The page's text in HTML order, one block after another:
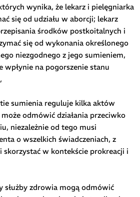
wynika, że lekarz i pielęgniarka
się od udziału w aborcji; lekarz
środków postkoitalnych i
się od wykonania określonego
niezgodnego z jego sumieniem,
wpłynie na pogorszenie stanu
sumienia reguluje kilka aktów
odmówić działania przeciwko
niezależnie od tego musi
o wszelkich świadczeniach, z
skorzystać w kontekście prokreacji i
służby zdrowia mogą odmówić